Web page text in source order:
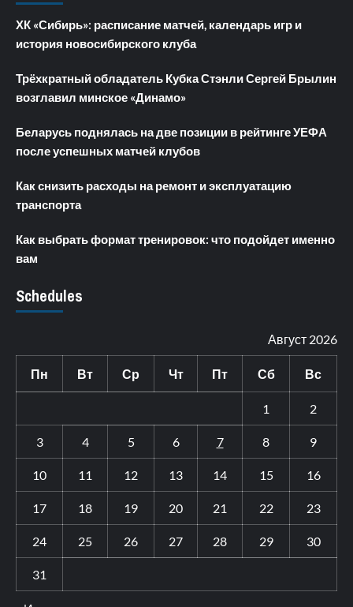
ХК «Сибирь»: расписание матчей, календарь игр и
история новосибирского клуба
Трёхкратный обладатель Кубка Стэнли Сергей Брылин
возглавил минское «Динамо»
Беларусь поднялась на две позиции в рейтинге УЕФА
после успешных матчей клубов
Как снизить расходы на ремонт и эксплуатацию
транспорта
Как выбрать формат тренировок: что подойдет именно
вам
Schedules
Август 2026
Пн Вт Ср Чт Пт Сб Вс
1 2
3 4 5 6 7 8 9
10 11 12 13 14 15 16
17 18 19 20 21 22 23
24 25 26 27 28 29 30
31